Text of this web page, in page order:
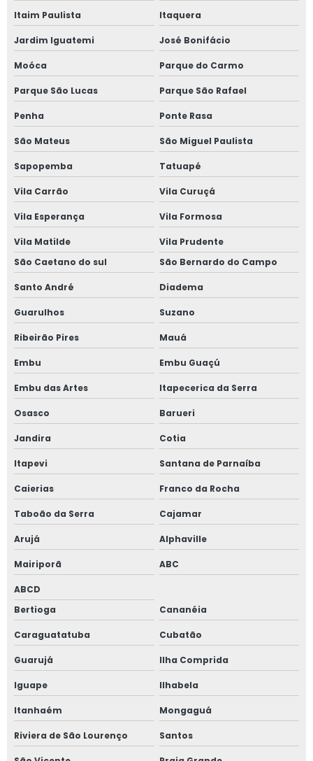
Janela vedação acústica
Janela vidro duplo
Janela vidro duplo isolamento acústico
Janela vidro duplo isolamento térmico
Janela de vidro duplo com persiana interna
Janela de vidro duplo com persiana interna preço
Janela vidro insulado
Janela vidro multilaminado
Janela vidro multilaminado em são paulo
Janela vidro multilaminado em sp
Janela vidro triplo
Janela de vidro triplo em sp
Janelas antirruído para ambientes de trabalho
Janelas para conforto acústico
Perfil acústico
Persiana horizontal entre vidros
Porta de alto padrão
Porta de alumínio alto padrão
Porta camarão ripada alumínio
Porta de giro 2 folhas
Porta de giro 2 folhas alumínio
Itaim Paulista Itaquera
Jardim Iguatemi José Bonifácio
Moóca Parque do Carmo
Parque São Lucas Parque São Rafael
Penha Ponte Rasa
São Mateus São Miguel Paulista
Sapopemba Tatuapé
Vila Carrão Vila Curuçá
Vila Esperança Vila Formosa
Vila Matilde
Vila Prudente
São Caetano do sul
São Bernardo do Campo
Santo André Diadema
Guarulhos Suzano
Ribeirão Pires Mauá
Embu Embu Guaçú
Embu das Artes Itapecerica da Serra
Osasco Barueri
Jandira Cotia
Itapevi Santana de Parnaíba
Caierias Franco da Rocha
Taboão da Serra Cajamar
Arujá Alphaville
Mairiporã ABC
ABCD
Bertioga
Cananéia
Caraguatatuba Cubatão
Guarujá Ilha Comprida
Iguape Ilhabela
Itanhaém Mongaguá
Riviera de São Lourenço Santos